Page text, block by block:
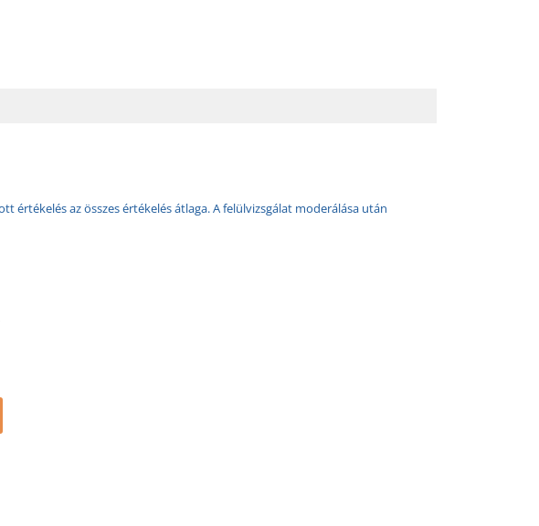
értékelés az összes értékelés átlaga. A felülvizsgálat moderálása után